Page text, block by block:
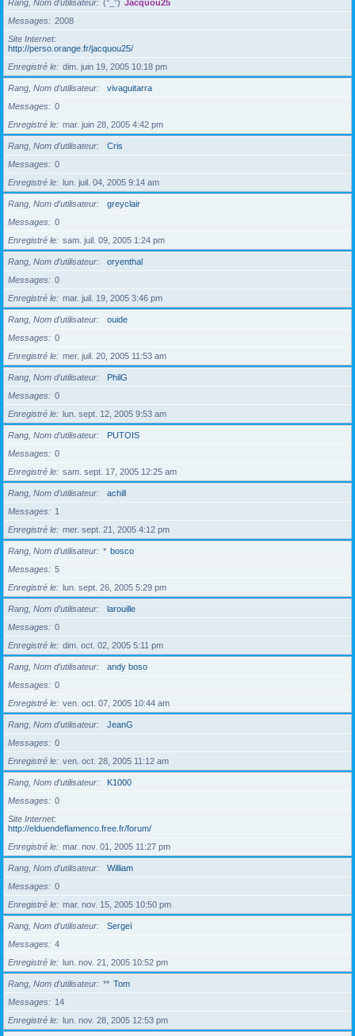
Rang, Nom d’utilisateur (°_°) Jacquou25
Messages
2008
Site Internet
http://perso.orange.fr/jacquou25/
Enregistré le
dim. juin 19, 2005 10:18 pm
Rang, Nom d’utilisateur
vivaguitarra
Messages
0
Enregistré le
mar. juin 28, 2005 4:42 pm
Rang, Nom d’utilisateur
Cris
Messages
0
Enregistré le
lun. juil. 04, 2005 9:14 am
Rang, Nom d’utilisateur
greyclair
Messages
0
Enregistré le
sam. juil. 09, 2005 1:24 pm
Rang, Nom d’utilisateur
oryenthal
Messages
0
Enregistré le
mar. juil. 19, 2005 3:46 pm
Rang, Nom d’utilisateur
ouide
Messages
0
Enregistré le
mer. juil. 20, 2005 11:53 am
Rang, Nom d’utilisateur
PhilG
Messages
0
Enregistré le
lun. sept. 12, 2005 9:53 am
Rang, Nom d’utilisateur
PUTOIS
Messages
0
Enregistré le
sam. sept. 17, 2005 12:25 am
Rang, Nom d’utilisateur
achill
Messages
1
Enregistré le
mer. sept. 21, 2005 4:12 pm
Rang, Nom d’utilisateur * bosco
Messages
5
Enregistré le
lun. sept. 26, 2005 5:29 pm
Rang, Nom d’utilisateur
larouille
Messages
0
Enregistré le
dim. oct. 02, 2005 5:11 pm
Rang, Nom d’utilisateur
andy boso
Messages
0
Enregistré le
ven. oct. 07, 2005 10:44 am
Rang, Nom d’utilisateur
JeanG
Messages
0
Enregistré le
ven. oct. 28, 2005 11:12 am
Rang, Nom d’utilisateur
K1000
Messages
0
Site Internet
http://elduendeflamenco.free.fr/forum/
Enregistré le
mar. nov. 01, 2005 11:27 pm
Rang, Nom d’utilisateur
William
Messages
0
Enregistré le
mar. nov. 15, 2005 10:50 pm
Rang, Nom d’utilisateur
Sergeï
Messages
4
Enregistré le
lun. nov. 21, 2005 10:52 pm
Rang, Nom d’utilisateur ** Tom
Messages
14
Enregistré le
lun. nov. 28, 2005 12:53 pm